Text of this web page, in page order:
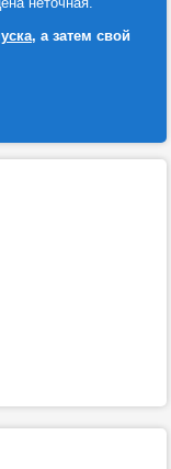
, а затем свой